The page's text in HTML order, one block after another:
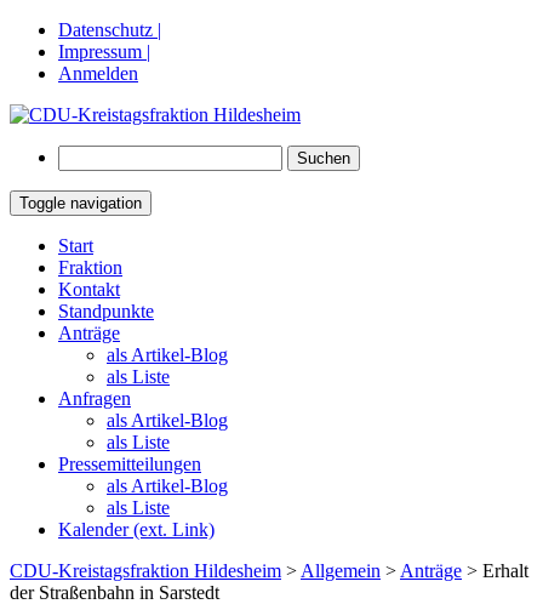
Datenschutz |
Impressum |
Anmelden
nach:
Toggle navigation
Springe
zum
Inhalt
Start
Fraktion
Kontakt
Standpunkte
Anträge
als Artikel-Blog
als Liste
Anfragen
als Artikel-Blog
als Liste
Pressemitteilungen
als Artikel-Blog
als Liste
Kalender (ext. Link)
CDU-Kreistagsfraktion Hildesheim > Allgemein > Anträge > Erhalt
der Straßenbahn in Sarstedt